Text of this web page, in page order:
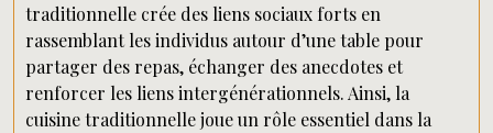
traditionnelle crée des liens sociaux forts en
rassemblant les individus autour d’une table pour
partager des repas, échanger des anecdotes et
renforcer les liens intergénérationnels. Ainsi, la
cuisine traditionnelle joue un rôle essentiel dans la